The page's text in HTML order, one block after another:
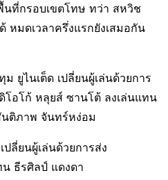
นที่กรอบเขตโทษ ทว่า สหวิช
หมดเวลาครึ่งแรกยังเสมอกัน
ยูไนเต็ด เปลี่ยนผู้เล่นด้วยการ
อโก้ หลุยส์ ซานโต้ ลงเล่นแทน
ติภาพ จันทร์หง่อม
ลี่ยนผู้เล่นด้วยการส่ง
ธีรศิลป์ แดงดา